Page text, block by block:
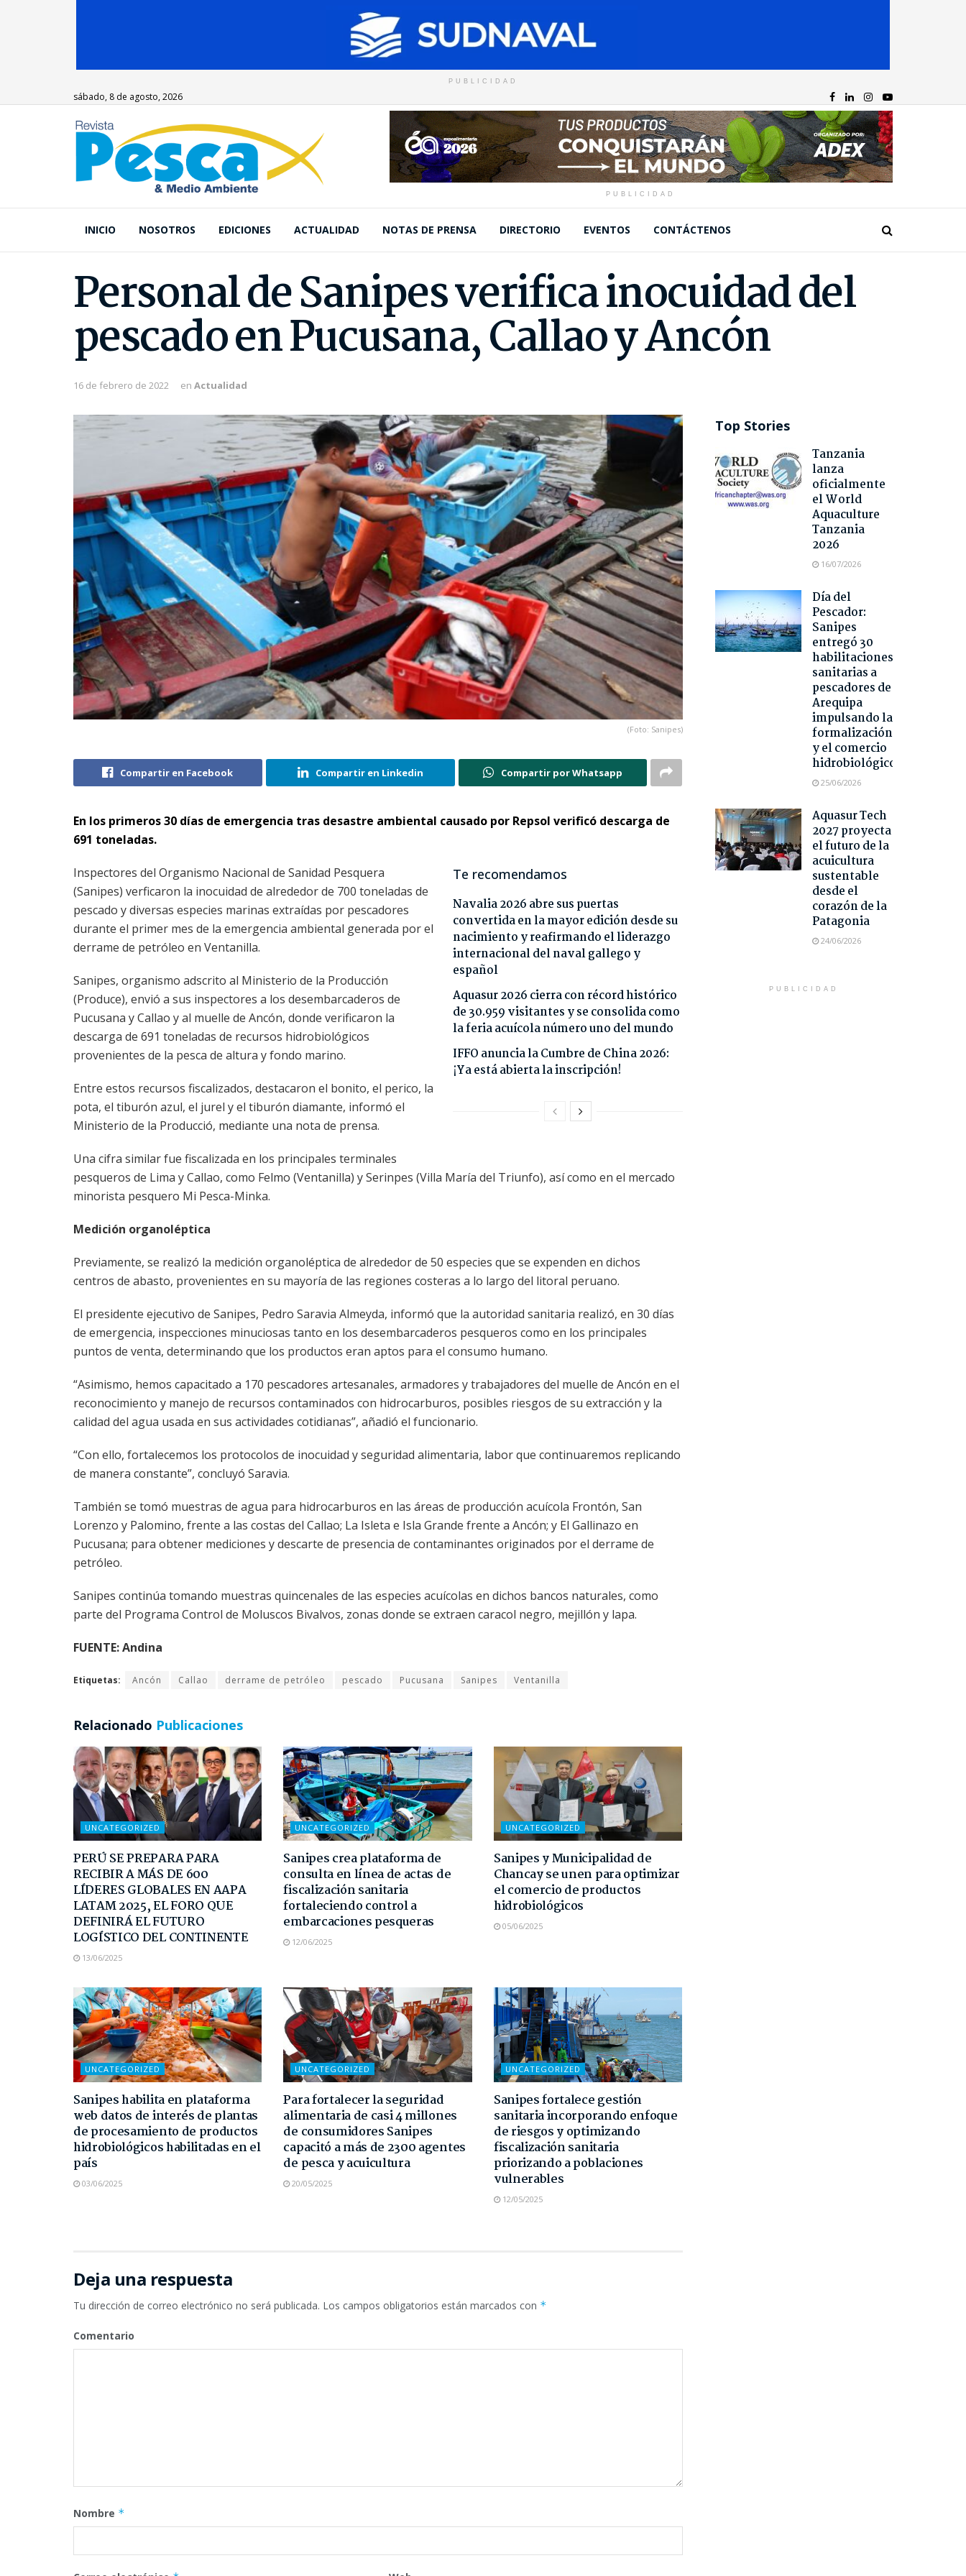
PUBLICIDAD
sábado, 8 de agosto, 2026
PUBLICIDAD
INICIO NOSOTROS EDICIONES ACTUALIDAD NOTAS DE PRENSA DIRECTORIO EVENTOS CONTÁCTENOS
Personal de Sanipes verifica inocuidad del
pescado en Pucusana, Callao y Ancón
16 de febrero de 2022 en Actualidad
(Foto: Sanipes)
Compartir en Facebook Compartir en Linkedin Compartir por Whatsapp
En los primeros 30 días de emergencia tras desastre ambiental causado por Repsol verificó descarga de
691 toneladas.
Te recomendamos
Navalia 2026 abre sus puertas
convertida en la mayor edición desde su
nacimiento y reafirmando el liderazgo
internacional del naval gallego y
español
Aquasur 2026 cierra con récord histórico
de 30.959 visitantes y se consolida como
la feria acuícola número uno del mundo
IFFO anuncia la Cumbre de China 2026:
¡Ya está abierta la inscripción!
Inspectores del Organismo Nacional de Sanidad Pesquera
(Sanipes) verficaron la inocuidad de alrededor de 700 toneladas de
pescado y diversas especies marinas extraídas por pescadores
durante el primer mes de la emergencia ambiental generada por el
derrame de petróleo en Ventanilla.
Sanipes, organismo adscrito al Ministerio de la Producción
(Produce), envió a sus inspectores a los desembarcaderos de
Pucusana y Callao y al muelle de Ancón, donde verificaron la
descarga de 691 toneladas de recursos hidrobiológicos
provenientes de la pesca de altura y fondo marino.
Entre estos recursos fiscalizados, destacaron el bonito, el perico, la
pota, el tiburón azul, el jurel y el tiburón diamante, informó el
Ministerio de la Producció, mediante una nota de prensa.
Una cifra similar fue fiscalizada en los principales terminales
pesqueros de Lima y Callao, como Felmo (Ventanilla) y Serinpes (Villa María del Triunfo), así como en el mercado
minorista pesquero Mi Pesca-Minka.
Medición organoléptica
Previamente, se realizó la medición organoléptica de alrededor de 50 especies que se expenden en dichos
centros de abasto, provenientes en su mayoría de las regiones costeras a lo largo del litoral peruano.
El presidente ejecutivo de Sanipes, Pedro Saravia Almeyda, informó que la autoridad sanitaria realizó, en 30 días
de emergencia, inspecciones minuciosas tanto en los desembarcaderos pesqueros como en los principales
puntos de venta, determinando que los productos eran aptos para el consumo humano.
“Asimismo, hemos capacitado a 170 pescadores artesanales, armadores y trabajadores del muelle de Ancón en el
reconocimiento y manejo de recursos contaminados con hidrocarburos, posibles riesgos de su extracción y la
calidad del agua usada en sus actividades cotidianas”, añadió el funcionario.
“Con ello, fortalecemos los protocolos de inocuidad y seguridad alimentaria, labor que continuaremos replicando
de manera constante”, concluyó Saravia.
También se tomó muestras de agua para hidrocarburos en las áreas de producción acuícola Frontón, San
Lorenzo y Palomino, frente a las costas del Callao; La Isleta e Isla Grande frente a Ancón; y El Gallinazo en
Pucusana; para obtener mediciones y descarte de presencia de contaminantes originados por el derrame de
petróleo.
Sanipes continúa tomando muestras quincenales de las especies acuícolas en dichos bancos naturales, como
parte del Programa Control de Moluscos Bivalvos, zonas donde se extraen caracol negro, mejillón y lapa.
FUENTE: Andina
Etiquetas: Ancón Callao derrame de petróleo pescado Pucusana Sanipes Ventanilla
Relacionado Publicaciones
UNCATEGORIZED
PERÚ SE PREPARA PARA
RECIBIR A MÁS DE 600
LÍDERES GLOBALES EN AAPA
LATAM 2025, EL FORO QUE
DEFINIRÁ EL FUTURO
LOGÍSTICO DEL CONTINENTE
13/06/2025
UNCATEGORIZED
Sanipes crea plataforma de
consulta en línea de actas de
fiscalización sanitaria
fortaleciendo control a
embarcaciones pesqueras
12/06/2025
UNCATEGORIZED
Sanipes y Municipalidad de
Chancay se unen para optimizar
el comercio de productos
hidrobiológicos
05/06/2025
UNCATEGORIZED
Sanipes habilita en plataforma
web datos de interés de plantas
de procesamiento de productos
hidrobiológicos habilitadas en el
país
03/06/2025
UNCATEGORIZED
Para fortalecer la seguridad
alimentaria de casi 4 millones
de consumidores Sanipes
capacitó a más de 2300 agentes
de pesca y acuicultura
20/05/2025
UNCATEGORIZED
Sanipes fortalece gestión
sanitaria incorporando enfoque
de riesgos y optimizando
fiscalización sanitaria
priorizando a poblaciones
vulnerables
12/05/2025
Deja una respuesta
Tu dirección de correo electrónico no será publicada. Los campos obligatorios están marcados con *
Comentario
Nombre *
Top Stories
Tanzania
lanza
oficialmente
el World
Aquaculture
Tanzania
2026
16/07/2026
Día del
Pescador:
Sanipes
entregó 30
habilitaciones
sanitarias a
pescadores de
Arequipa
impulsando la
formalización
y el comercio
hidrobiológico
25/06/2026
Aquasur Tech
2027 proyecta
el futuro de la
acuicultura
sustentable
desde el
corazón de la
Patagonia
24/06/2026
PUBLICIDAD